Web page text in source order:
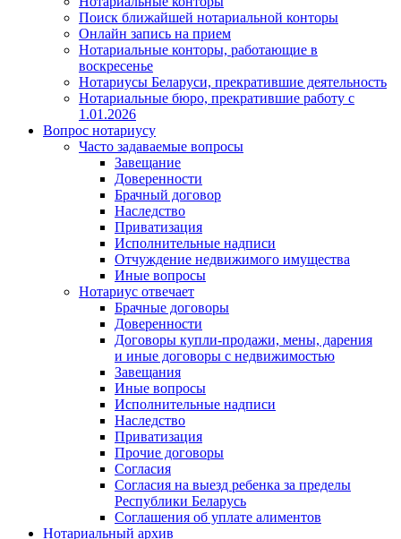
Поиск ближайшей нотариальной конторы
Онлайн запись на прием
Нотариальные конторы, работающие в
воскресенье
Нотариусы Беларуси, прекратившие деятельность
Нотариальные бюро, прекратившие работу с
1.01.2026
Вопрос нотариусу
Часто задаваемые вопросы
Завещание
Доверенности
Брачный договор
Наследство
Приватизация
Исполнительные надписи
Отчуждение недвижимого имущества
Иные вопросы
Нотариус отвечает
Брачные договоры
Доверенности
Договоры купли-продажи, мены, дарения
и иные договоры с недвижимостью
Завещания
Иные вопросы
Исполнительные надписи
Наследство
Приватизация
Прочие договоры
Согласия
Согласия на выезд ребенка за пределы
Республики Беларусь
Соглашения об уплате алиментов
Нотариальный архив